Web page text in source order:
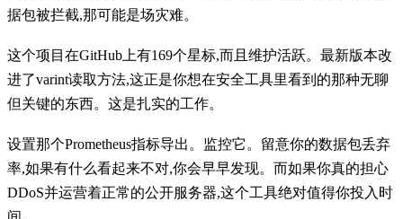
据包被拦截,那可能是场灾难。
这个项目在GitHub上有169个星标,而且维护活跃。最新版本改
进了varint读取方法,这正是你想在安全工具里看到的那种无聊
但关键的东西。这是扎实的工作。
设置那个Prometheus指标导出。监控它。留意你的数据包丢弃
率,如果有什么看起来不对,你会早早发现。而如果你真的担心
DDoS并运营着正常的公开服务器,这个工具绝对值得你投入时